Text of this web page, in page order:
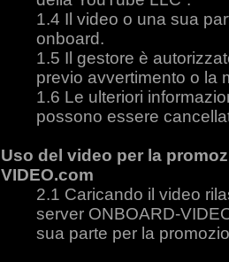
Il video o una sua
onboard.
Il gestore è
previo avvertimento o la
Le ulteriori
possono essere
Uso del video per la
VIDEO.com
Caricando il video
server ONBOARD-
sua parte per la